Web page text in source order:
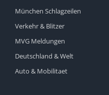
München Schlagzeilen
Verkehr & Blitzer
MVG Meldungen
Deutschland & Welt
Auto & Mobilitaet